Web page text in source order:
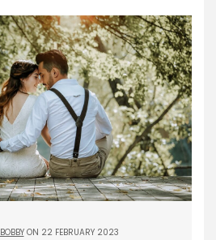
BOBBYON 22 FEBRUARY 2023